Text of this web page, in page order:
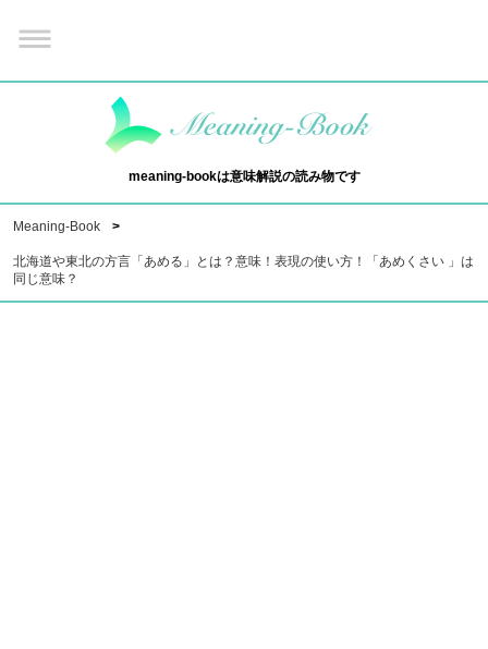
meaning-bookは意味解説の読み物です
Meaning-Book
北海道や東北の方言「あめる」とは？意味！表現の使い方！「あめくさい 」は
同じ意味？